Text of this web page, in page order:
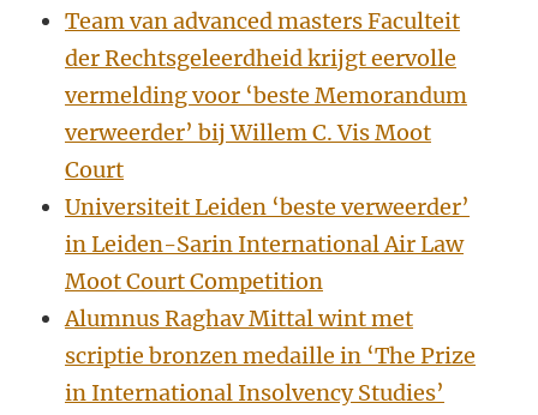
Team van advanced masters Faculteit
der Rechtsgeleerdheid krijgt eervolle
vermelding voor ‘beste Memorandum
verweerder’ bij Willem C. Vis Moot
Court
Universiteit Leiden ‘beste verweerder’
in Leiden-Sarin International Air Law
Moot Court Competition
Alumnus Raghav Mittal wint met
scriptie bronzen medaille in ‘The Prize
in International Insolvency Studies’